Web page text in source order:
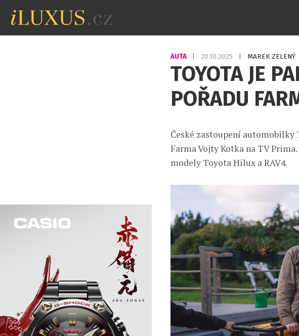
AUTA 20.10.2025 MAREK ZELENÝ
TOYOTA JE
POŘADU
České zastoupení automobilky
Farma Vojty Kotka na TV
modely Toyota Hilux a RAV4.